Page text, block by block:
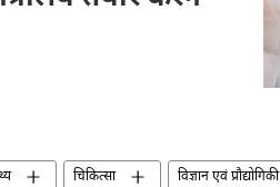
​चिकित्सा
विज्ञान एवं प्रौद्योगिकी